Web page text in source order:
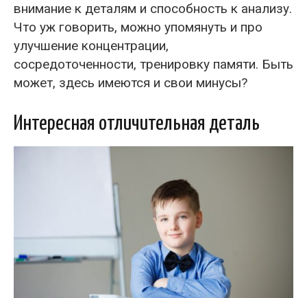
внимание к деталям и способность к анализу.
Что уж говорить, можно упомянуть и про
улучшение концентрации,
сосредоточенности, тренировку памяти. Быть
может, здесь имеются и свои минусы?
Интересная отличительная деталь